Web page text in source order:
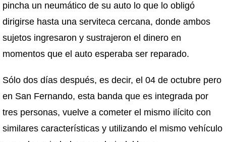
pincha un neumático de su auto lo que lo obligó
dirigirse hasta una serviteca cercana, donde ambos
sujetos ingresaron y sustrajeron el dinero en
momentos que el auto esperaba ser reparado.
Sólo dos días después, es decir, el 04 de octubre pero
en San Fernando, esta banda que es integrada por
tres personas, vuelve a cometer el mismo ilícito con
similares características y utilizando el mismo vehículo